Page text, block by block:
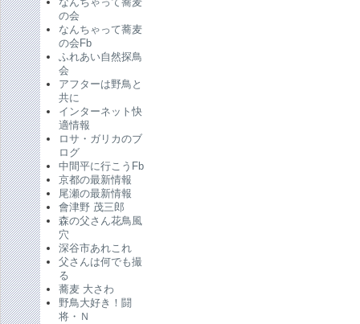
の会
なんちゃって蕎麦
の会Fb
ふれあい自然探鳥
会
アフターは野鳥と
共に
インターネット快
適情報
ロサ・ガリカのブ
ログ
中間平に行こうFb
京都の最新情報
尾瀬の最新情報
會津野 茂三郎
森の父さん花鳥風
穴
深谷市あれこれ
父さんは何でも撮
る
蕎麦 大さわ
野鳥大好き！闘
将・Ｎ